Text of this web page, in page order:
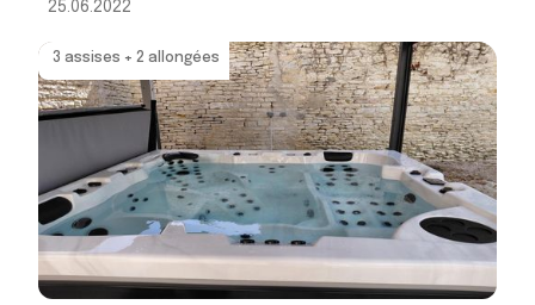
25.06.2022
3 assises + 2 allongées